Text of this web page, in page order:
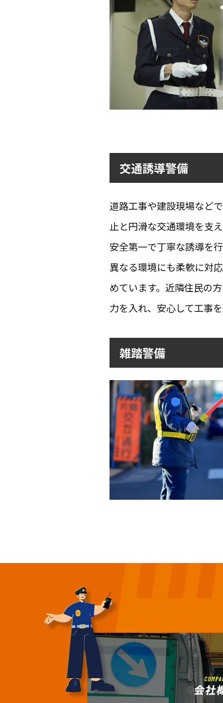
交通誘導警備
道路工事や建設現場など
止と円滑な交通環境を支
安全第一で丁寧な誘導を
異なる環境にも柔軟に対
めています。近隣住民の
力を入れ、安心して工事
雑踏警備